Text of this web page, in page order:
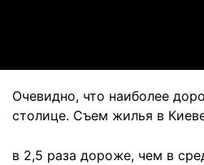
Очевидно, что наиболее
столице. Съем жилья в
в 2,5 раза дороже, чем в